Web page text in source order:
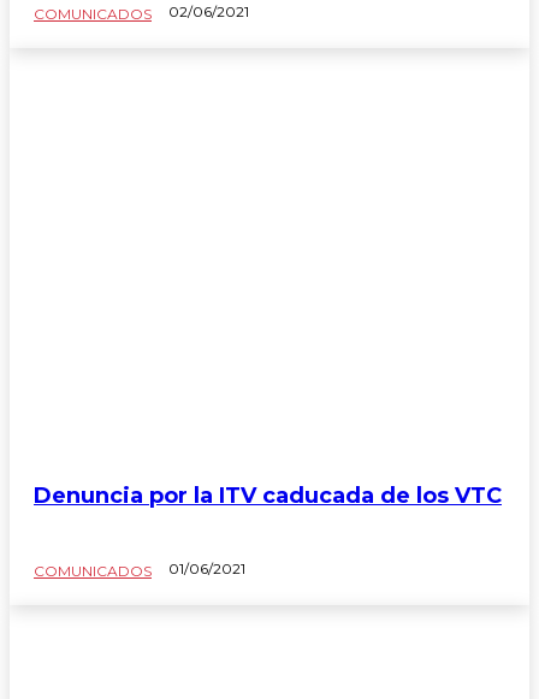
COMUNICADOS 02/06/2021
Denuncia por la ITV caducada de los VTC
COMUNICADOS 01/06/2021